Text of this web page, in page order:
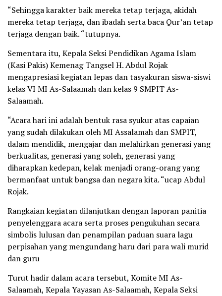
“Sehingga karakter baik mereka tetap terjaga, akidah
mereka tetap terjaga, dan ibadah serta baca Qur’an tetap
terjaga dengan baik. “tutupnya.
Sementara itu, Kepala Seksi Pendidikan Agama Islam
(Kasi Pakis) Kemenag Tangsel H. Abdul Rojak
mengapresiasi kegiatan lepas dan tasyakuran siswa-siswi
kelas VI MI As-Salaamah dan kelas 9 SMPIT As-
Salaamah.
“Acara hari ini adalah bentuk rasa syukur atas capaian
yang sudah dilakukan oleh MI Assalamah dan SMPIT,
dalam mendidik, mengajar dan melahirkan generasi yang
berkualitas, generasi yang soleh, generasi yang
diharapkan kedepan, kelak menjadi orang-orang yang
bermanfaat untuk bangsa dan negara kita. “ucap Abdul
Rojak.
Rangkaian kegiatan dilanjutkan dengan laporan panitia
penyelenggara acara serta proses pengukuhan secara
simbolis lulusan dan penampilan paduan suara lagu
perpisahan yang mengundang haru dari para wali murid
dan guru
Turut hadir dalam acara tersebut, Komite MI As-
Salaamah, Kepala Yayasan As-Salaamah, Kepala Seksi